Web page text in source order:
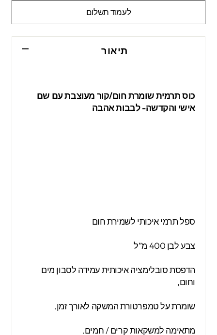
לעמוד תשלום
תיאור
כוס תרמית שומרת חום/קור מעוצבת עם שם
אישי והקדשה- לבבות אהבה
ספל תרמי איכותי לשמירת חום
צבע לבן 400 מ”ל
הדפסת סובלימציה איכותית עמידה לסבון מים
וחום,
שומרת על טמפרטורת המשקה לאורך זמן.
מתאימה למשקאות קרים / חמים.